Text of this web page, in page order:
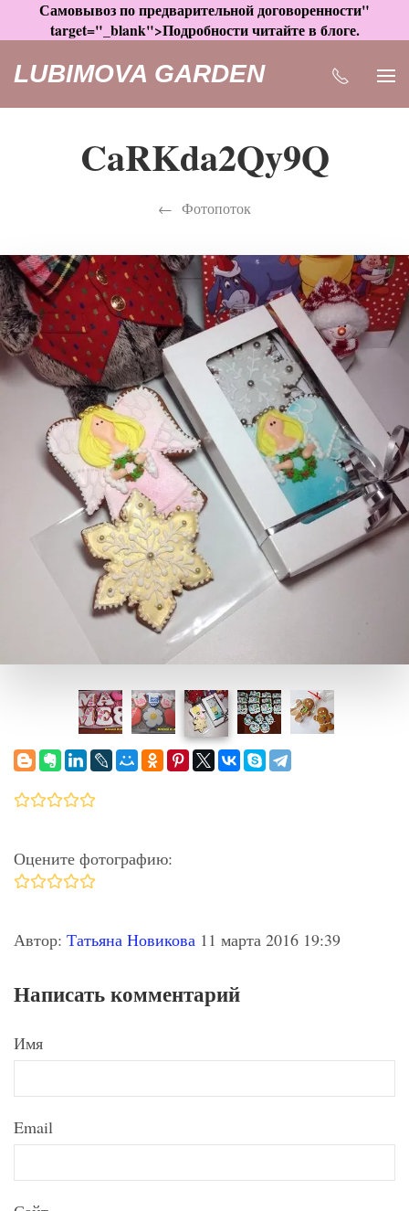
Самовывоз по предварительной договоренности"
target="_blank">Подробности читайте в блоге.
LUBIMOVA GARDEN
CaRKda2Qy9Q
Фотопоток
Оцените фотографию:
Автор: Татьяна Новикова 11 марта 2016 19:39
Написать комментарий
Имя
Email